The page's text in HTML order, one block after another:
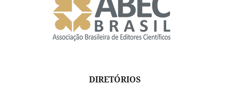
DIRETÓRIOS